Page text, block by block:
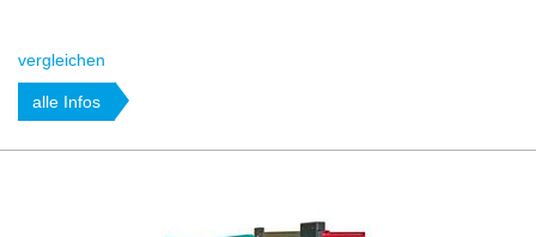
vergleichen
alle Infos